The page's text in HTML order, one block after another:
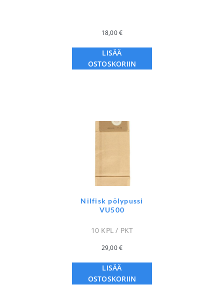
18,00€
LISÄÄ
OSTOSKORIIN
Nilfisk pölypussi
VU500
10 KPL / PKT
29,00€
LISÄÄ
OSTOSKORIIN